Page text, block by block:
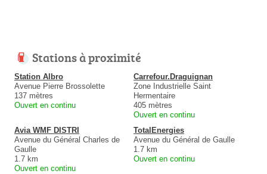
Stations à proximité
Station Albro
Avenue Pierre Brossolette
137 mètres
Ouvert en continu
Carrefour.Draguignan
Zone Industrielle Saint
Hermentaire
405 mètres
Ouvert en continu
Avia WMF DISTRI
Avenue du Général Charles de
Gaulle
1.7 km
Ouvert en continu
TotalEnergies
Avenue du Général de Gaulle
1.7 km
Ouvert en continu